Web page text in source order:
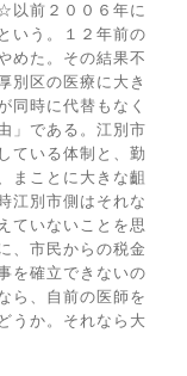
以前２００６年に
いう。１２年前の
めた。その結果不
別区の医療に大き
同時に代替もなく
」である。江別市
ている体制と、勤
まことに大きな齟
江別市側はそれな
ていないことを思
、市民からの税金
を確立できないの
ら、自前の医師を
うか。それなら大